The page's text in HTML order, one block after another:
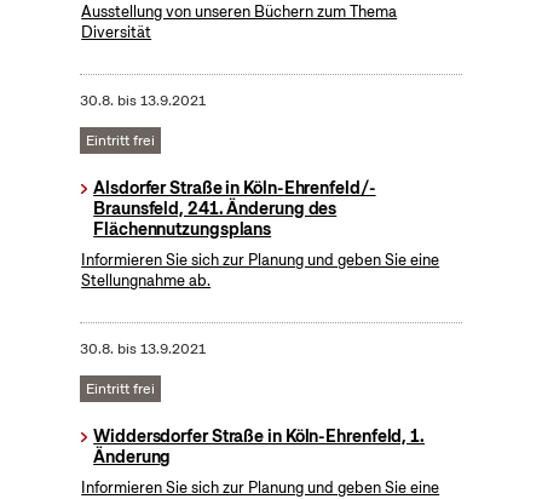
Ausstellung von unseren Büchern zum Thema
Diversität
30.8. bis13.9.2021
Eintritt frei
Alsdorfer Straße in Köln-Ehrenfeld/-
Braunsfeld, 241. Änderung des
Flächennutzungsplans
Informieren Sie sich zur Planung und geben Sie eine
Stellungnahme ab.
30.8. bis13.9.2021
Eintritt frei
Widdersdorfer Straße in Köln-Ehrenfeld, 1.
Änderung
Informieren Sie sich zur Planung und geben Sie eine